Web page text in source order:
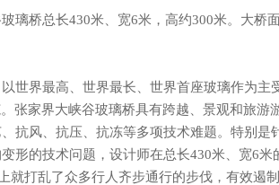
张家界大峡谷玻璃桥具有跨越、景观和旅游
抗风、抗压、抗冻等多项技术难题。特别是
形的技术问题，设计师在总长430米、宽6米
就打乱了众多行人齐步通行的步伐，有效遏